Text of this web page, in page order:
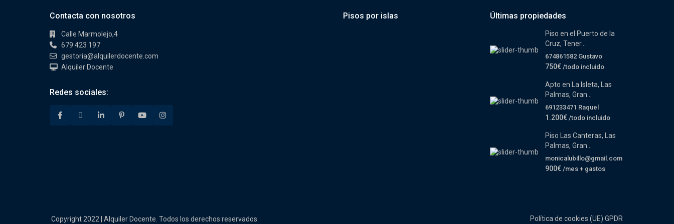
Contacta con nosotros
Calle Marmolejo,4
679 423 197
gestoria@alquilerdocente.com
Alquiler Docente
Redes sociales:
Pisos por islas Últimas propiedades
Piso en el Puerto de la
Cruz, Tener...
674861582 Gustavo
750€ /todo incluido
Apto en La Isleta, Las
Palmas, Gran...
691233471 Raquel
1.200€ /todo incluido
Piso Las Canteras, Las
Palmas, Gran...
monicalubillo@gmail.com
900€ /mes + gastos
Copyright 2022 | Alquiler Docente. Todos los derechos reservados. Política de cookies (UE) GPDR